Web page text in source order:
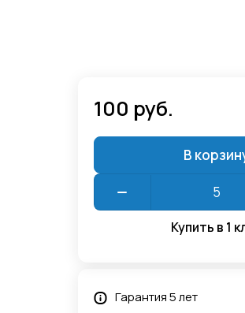
100 руб.
В
Купить в 1
Гарантия 5 лет